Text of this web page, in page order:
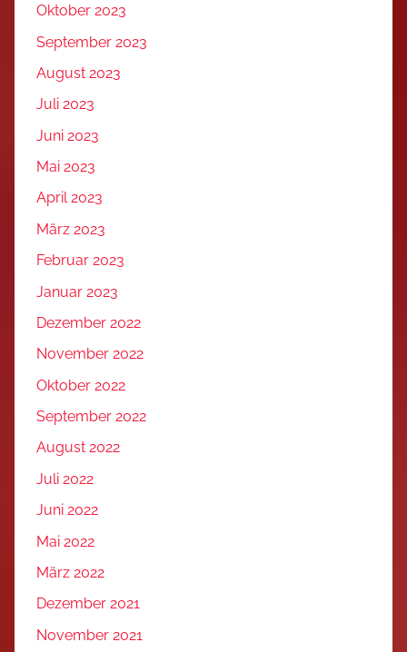
Oktober 2023
September 2023
August 2023
Juli 2023
Juni 2023
Mai 2023
April 2023
März 2023
Februar 2023
Januar 2023
Dezember 2022
November 2022
Oktober 2022
September 2022
August 2022
Juli 2022
Juni 2022
Mai 2022
März 2022
Dezember 2021
November 2021